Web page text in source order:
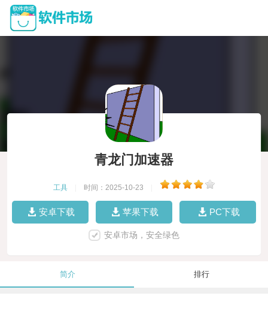
青龙门加速器
工具 时间：2025-10-23
安卓下载 苹果下载 PC下载
安卓市场，安全绿色
简介 排行